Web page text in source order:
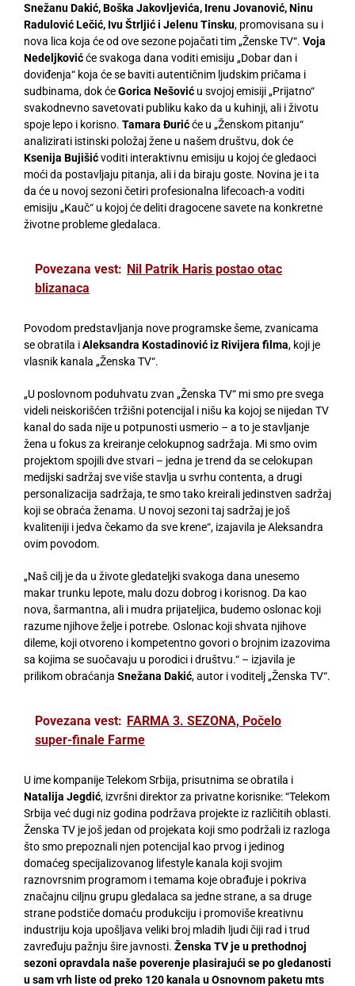
Snežanu Dakić, Boška Jakovljevića, Irenu Jovanović, Ninu
Radulović Lečić, Ivu Štrljić i Jelenu Tinsku, promovisana su i
nova lica koja će od ove sezone pojačati tim „Ženske TV“. Voja
Nedeljkovićće svakoga dana voditi emisiju „Dobar dan i
doviđenja“ koja će se baviti autentičnim ljudskim pričama i
sudbinama, dok ćeGorica Nešović u svojoj emisiji „Prijatno“
svakodnevno savetovati publiku kako da u kuhinji, ali i životu
spoje lepo i korisno. Tamara Đurićće u „Ženskom pitanju“
analizirati istinski položaj žene u našem društvu, dok će
Ksenija Bujišićvoditi interaktivnu emisiju u kojoj će gledaoci
moći da postavljaju pitanja, ali i da biraju goste. Novina je i ta
da će u novoj sezoni četiri profesionalna lifecoach-a voditi
emisiju „Kauč“ u kojoj će deliti dragocene savete na konkretne
životne probleme gledalaca.
Povezana vest: Nil Patrik Haris postao otac
blizanaca
Povodom predstavljanja nove programske šeme, zvanicama
se obratila iAleksandra Kostadinović iz Rivijera filma, koji je
vlasnik kanala „Ženska TV“.
„U poslovnom poduhvatu zvan „Ženska TV“ mi smo pre svega
videli neiskorišćen tržišni potencijal i nišu ka kojoj se nijedan TV
kanal do sada nije u potpunosti usmerio – a to je stavljanje
žena u fokus za kreiranje celokupnog sadržaja. Mi smo ovim
projektom spojili dve stvari – jedna je trend da se celokupan
medijski sadržaj sve više stavlja u svrhu contenta, a drugi
personalizacija sadržaja, te smo tako kreirali jedinstven sadržaj
koji se obraća ženama. U novoj sezoni taj sadržaj je još
kvaliteniji i jedva čekamo da sve krene“, izajavila je Aleksandra
ovim povodom.
„Naš cilj je da u živote gledateljki svakoga dana unesemo
makar trunku lepote, malu dozu dobrog i korisnog. Da kao
nova, šarmantna, ali i mudra prijateljica, budemo oslonac koji
razume njihove želje i potrebe. Oslonac koji shvata njihove
dileme, koji otvoreno i kompetentno govori o brojnim izazovima
sa kojima se suočavaju u porodici i društvu.“ – izjavila je
prilikom obraćanja Snežana Dakić, autor i voditelj „Ženska TV“.
Povezana vest: FARMA 3. SEZONA, Počelo
super-finale Farme
U ime kompanije Telekom Srbija, prisutnima se obratila i
Natalija Jegdić, izvršni direktor za privatne korisnike: “Telekom
Srbija već dugi niz godina podržava projekte iz različitih oblasti.
Ženska TV je još jedan od projekata koji smo podržali iz razloga
što smo prepoznali njen potencijal kao prvog i jedinog
domaćeg specijalizovanog lifestyle kanala koji svojim
raznovrsnim programom i temama koje obrađuje i pokriva
značajnu ciljnu grupu gledalaca sa jedne strane, a sa druge
strane podstiče domaću produkciju i promoviše kreativnu
industriju koja upošljava veliki broj mladih ljudi čiji rad i trud
zavređuju pažnju šire javnosti. Ženska TV je u prethodnoj
sezoni opravdala naše poverenje plasirajući se po gledanosti
u sam vrh liste od preko 120 kanala u Osnovnom paketu mts